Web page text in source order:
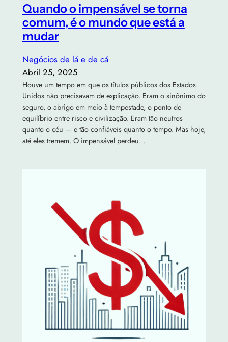
Quando o impensável se torna
comum, é o mundo que está a
mudar
Negócios de lá e de cá
Abril 25, 2025
Houve um tempo em que os títulos públicos dos Estados
Unidos não precisavam de explicação. Eram o sinônimo do
seguro, o abrigo em meio à tempestade, o ponto de
equilíbrio entre risco e civilização. Eram tão neutros
quanto o céu — e tão confiáveis quanto o tempo. Mas hoje,
até eles tremem. O impensável perdeu…